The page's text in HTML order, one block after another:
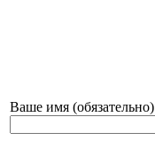
Ваше имя (обязательно)